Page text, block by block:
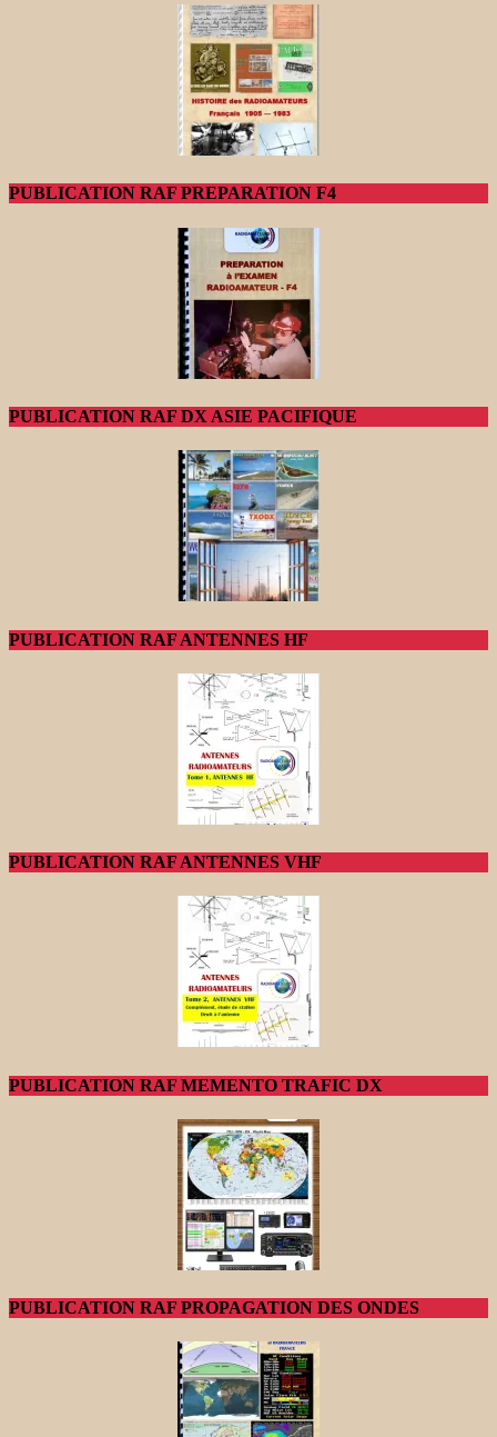
PUBLICATION RAF PREPARATION F4
PUBLICATION RAF DX ASIE PACIFIQUE
PUBLICATION RAF ANTENNES HF
PUBLICATION RAF ANTENNES VHF
PUBLICATION RAF MEMENTO TRAFIC DX
PUBLICATION RAF PROPAGATION DES ONDES